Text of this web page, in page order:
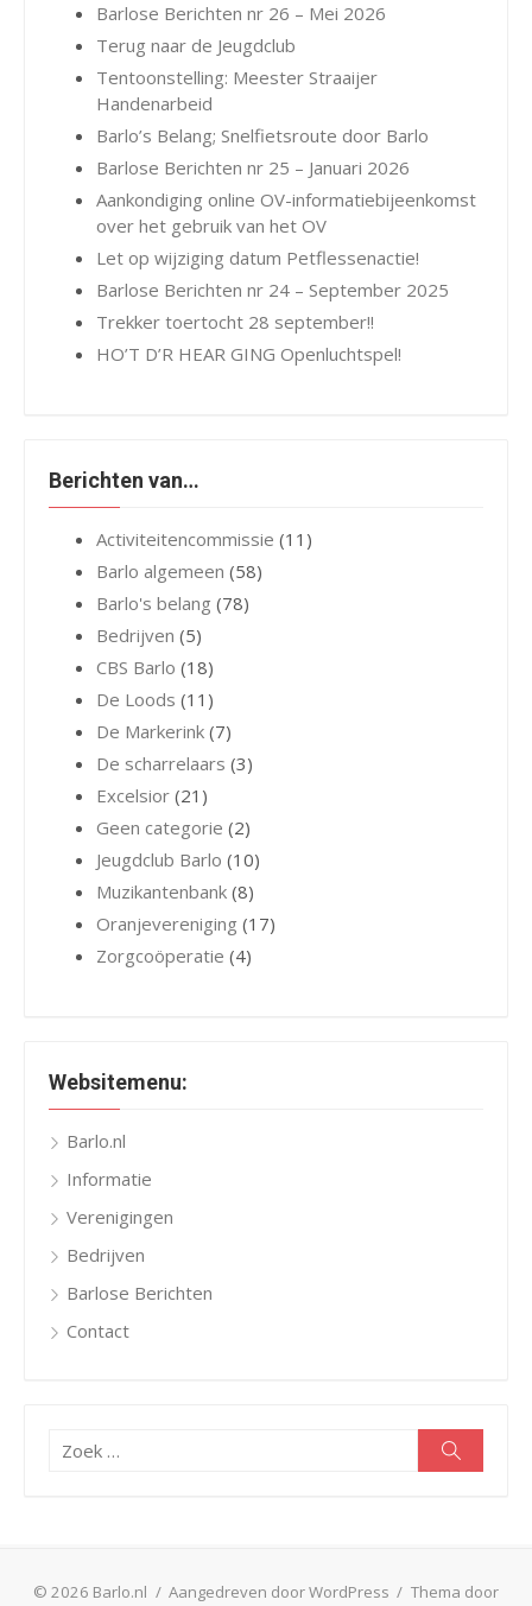
Barlose Berichten nr 26 – Mei 2026
Terug naar de Jeugdclub
Tentoonstelling: Meester Straaijer
Handenarbeid
Barlo’s Belang; Snelfietsroute door Barlo
Barlose Berichten nr 25 – Januari 2026
Aankondiging online OV-informatiebijeenkomst
over het gebruik van het OV
Let op wijziging datum Petflessenactie!
Barlose Berichten nr 24 – September 2025
Trekker toertocht 28 september!!
HO’T D’R HEAR GING Openluchtspel!
Berichten van…
Activiteitencommissie (11)
Barlo algemeen (58)
Barlo's belang (78)
Bedrijven (5)
CBS Barlo (18)
De Loods (11)
De Markerink (7)
De scharrelaars (3)
Excelsior (21)
Geen categorie (2)
Jeugdclub Barlo (10)
Muzikantenbank (8)
Oranjevereniging (17)
Zorgcoöperatie (4)
Websitemenu:
Barlo.nl
Informatie
Verenigingen
Bedrijven
Barlose Berichten
Contact
Zoeken
© 2026 Barlo.nl / Aangedreven door WordPress / Thema door